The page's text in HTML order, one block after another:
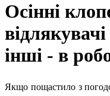
Осінні
інші - в
Якщо пощастило з